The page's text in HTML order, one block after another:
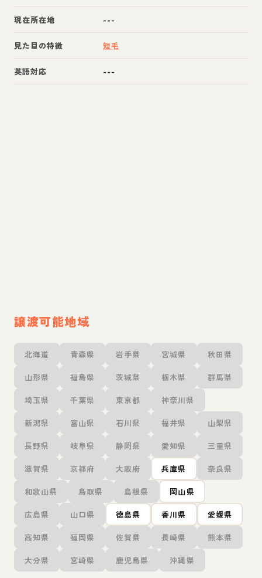
現在所在地 ---
見た目の特徴 短毛
英語対応 ---
譲渡可能地域
北海道 青森県 岩手県 宮城県 秋田県
山形県 福島県 茨城県 栃木県 群馬県
埼玉県 千葉県 東京都 神奈川県
新潟県 富山県 石川県 福井県 山梨県
長野県 岐阜県 静岡県 愛知県 三重県
滋賀県 京都府 大阪府 兵庫県 奈良県
和歌山県 鳥取県 島根県 岡山県
広島県 山口県 徳島県 香川県 愛媛県
高知県 福岡県 佐賀県 長崎県 熊本県
大分県 宮崎県 鹿児島県 沖縄県